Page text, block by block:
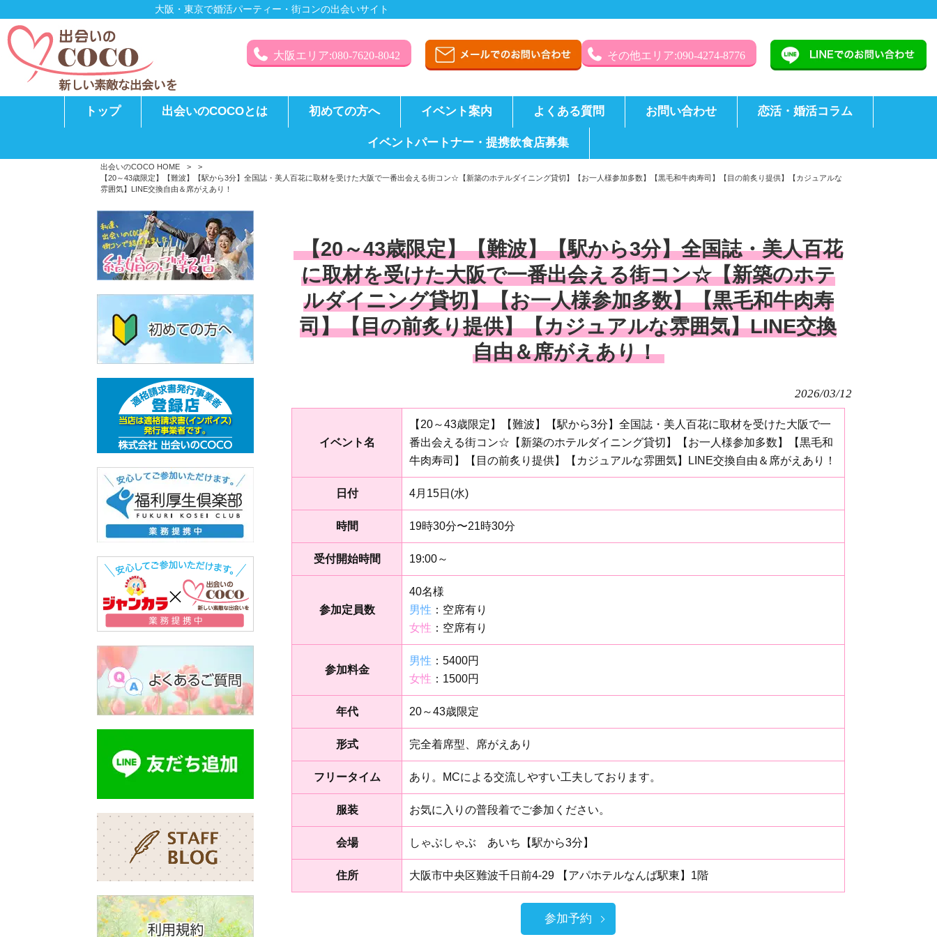
大阪・東京で婚活パーティー・街コンの出会いサイト
大阪エリア:080-7620-8042 その他エリア:090-4274-8776
トップ 出会いのCOCOとは 初めての方へ イベント案内 よくある質問 お問い合わせ 恋活・婚活コラム
イベントパートナー・提携飲食店募集
出会いのCOCO HOME >
>
【20～43歳限定】【難波】【駅から3分】全国誌・美人百花に取材を受けた大阪で一番出会える街コン☆【新築のホテルダイニング貸切】【お一人様参加多数】【黒毛和牛肉寿司】【目の前炙り提供】【カジュアルな
雰囲気】LINE交換自由＆席がえあり！
【20～43歳限定】【難波】【駅から3分】全国誌・美人百花
に取材を受けた大阪で一番出会える街コン☆【新築のホテ
ルダイニング貸切】【お一人様参加多数】【黒毛和牛肉寿
司】【目の前炙り提供】【カジュアルな雰囲気】LINE交換
自由＆席がえあり！
2026/03/12
イベント名
【20～43歳限定】【難波】【駅から3分】全国誌・美人百花に取材を受けた大阪で一
番出会える街コン☆【新築のホテルダイニング貸切】【お一人様参加多数】【黒毛和
牛肉寿司】【目の前炙り提供】【カジュアルな雰囲気】LINE交換自由＆席がえあり！
日付 4月15日(水)
時間 19時30分〜21時30分
受付開始時間 19:00～
参加定員数
40名様
男性 ：空席有り
女性 ：空席有り
参加料金
男性 ：5400円
女性 ：1500円
年代 20～43歳限定
形式 完全着席型、席がえあり
フリータイム あり。MCによる交流しやすい工夫しております。
服装 お気に入りの普段着でご参加ください。
会場 しゃぶしゃぶ あいち【駅から3分】
住所 大阪市中央区難波千日前4-29 【アパホテルなんば駅東】1階
参加予約